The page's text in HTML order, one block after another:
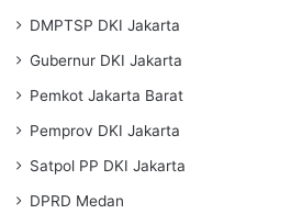
DMPTSP DKI Jakarta
Gubernur DKI Jakarta
Pemkot Jakarta Barat
Pemprov DKI Jakarta
Satpol PP DKI Jakarta
DPRD Medan